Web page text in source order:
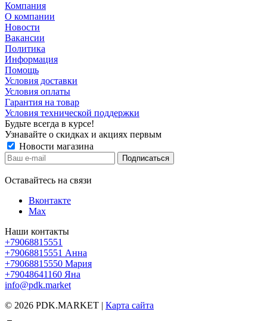
Компания
О компании
Новости
Вакансии
Политика
Информация
Помощь
Условия доставки
Условия оплаты
Гарантия на товар
Условия технической поддержки
Будьте всегда в курсе!
Узнавайте о скидках и акциях первым
Новости магазина
Оставайтесь на связи
Вконтакте
Max
Наши контакты
+79068815551
+79068815551 Анна
+79068815550 Мария
+79048641160 Яна
info@pdk.market
© 2026 PDK.MARKET | Карта сайта